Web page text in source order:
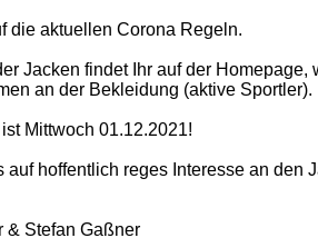
die aktuellen Corona Regeln.
Jacken findet Ihr auf der
an der Bekleidung (aktive Sportler).
Mittwoch 01.12.2021!
auf hoffentlich reges Interesse an den
& Stefan Gaßner